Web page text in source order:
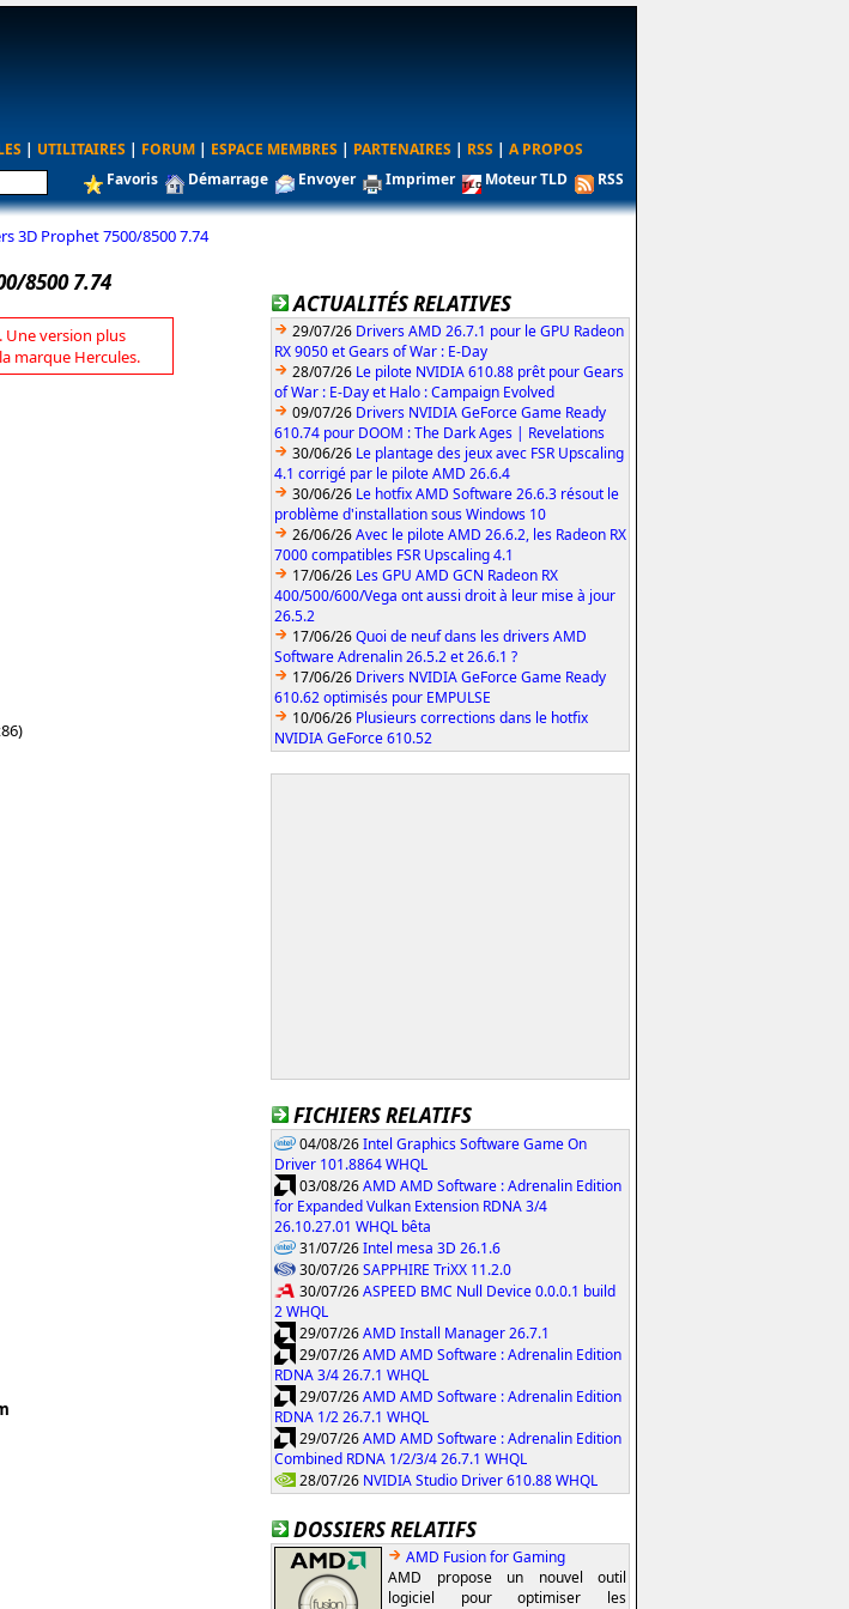
| UTILITAIRES | FORUM | ESPACE MEMBRES | PARTENAIRES | RSS | A PROPOS
Favoris Démarrage Envoyer Imprimer Moteur TLD RSS
3D Prophet 7500/8500 7.74
8500 7.74
version plus
marque Hercules.
ACTUALITÉS RELATIVES
29/07/26 Drivers AMD 26.7.1 pour le GPU Radeon
RX 9050 et Gears of War : E-Day
28/07/26 Le pilote NVIDIA 610.88 prêt pour Gears
of War : E-Day et Halo : Campaign Evolved
09/07/26 Drivers NVIDIA GeForce Game Ready
610.74 pour DOOM : The Dark Ages | Revelations
30/06/26 Le plantage des jeux avec FSR Upscaling
4.1 corrigé par le pilote AMD 26.6.4
30/06/26 Le hotfix AMD Software 26.6.3 résout le
problème d'installation sous Windows 10
26/06/26Avec le pilote AMD 26.6.2, les Radeon RX
7000 compatibles FSR Upscaling 4.1
17/06/26 Les GPU AMD GCN Radeon RX
400/500/600/Vega ont aussi droit à leur mise à jour
26.5.2
17/06/26Quoi de neuf dans les drivers AMD
Software Adrenalin 26.5.2 et 26.6.1 ?
17/06/26 Drivers NVIDIA GeForce Game Ready
610.62 optimisés pour EMPULSE
10/06/26 Plusieurs corrections dans le hotfix
NVIDIA GeForce 610.52
FICHIERS RELATIFS
04/08/26Intel Graphics Software Game On
Driver 101.8864 WHQL
03/08/26AMD AMD Software : Adrenalin Edition
for Expanded Vulkan Extension RDNA 3/4
26.10.27.01 WHQL bêta
31/07/26Intel mesa 3D 26.1.6
30/07/26SAPPHIRE TriXX 11.2.0
30/07/26ASPEED BMC Null Device 0.0.0.1 build
2 WHQL
29/07/26AMD Install Manager 26.7.1
29/07/26AMD AMD Software : Adrenalin Edition
RDNA 3/4 26.7.1 WHQL
29/07/26AMD AMD Software : Adrenalin Edition
RDNA 1/2 26.7.1 WHQL
29/07/26AMD AMD Software : Adrenalin Edition
Combined RDNA 1/2/3/4 26.7.1 WHQL
28/07/26 NVIDIA Studio Driver 610.88 WHQL
DOSSIERS RELATIFS
AMD Fusion for Gaming
AMD propose un nouvel outil
logiciel pour optimiser les